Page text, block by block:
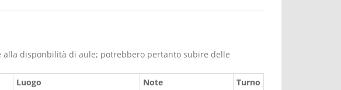
alla disponbilità di aule; potrebbero pertanto subire delle
Luogo Note Turno